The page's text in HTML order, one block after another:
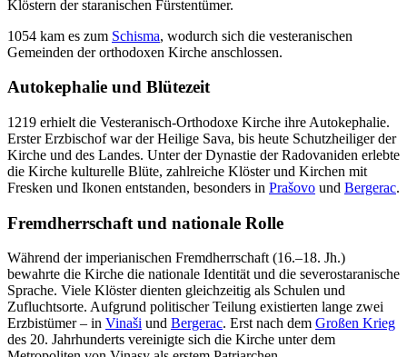
Klöstern der staranischen Fürstentümer.
1054 kam es zum Schisma, wodurch sich die vesteranischen
Gemeinden der orthodoxen Kirche anschlossen.
Autokephalie und Blütezeit
1219 erhielt die Vesteranisch-Orthodoxe Kirche ihre Autokephalie.
Erster Erzbischof war der Heilige Sava, bis heute Schutzheiliger der
Kirche und des Landes. Unter der Dynastie der Radovaniden erlebte
die Kirche kulturelle Blüte, zahlreiche Klöster und Kirchen mit
Fresken und Ikonen entstanden, besonders in Prašovo und Bergerac.
Fremdherrschaft und nationale Rolle
Während der imperianischen Fremdherrschaft (16.–18. Jh.)
bewahrte die Kirche die nationale Identität und die severostaranische
Sprache. Viele Klöster dienten gleichzeitig als Schulen und
Zufluchtsorte. Aufgrund politischer Teilung existierten lange zwei
Erzbistümer – in Vinaši und Bergerac. Erst nach dem Großen Krieg
des 20. Jahrhunderts vereinigte sich die Kirche unter dem